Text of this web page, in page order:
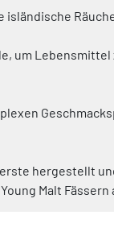
um
hergestellt
Malt